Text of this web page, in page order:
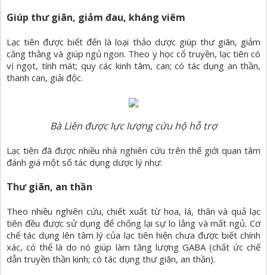
Giúp thư giãn, giảm đau, kháng viêm
Lạc tiên được biết đến là loại thảo dược giúp thư giãn, giảm
căng thằng và giúp ngủ ngon. Theo y học cổ truyền, lạc tiên có
vị ngọt, tính mát; quy các kinh tâm, can; có tác dụng an thần,
thanh can, giải độc.
Bà Liên được lực lượng cứu hộ hỗ trợ
Lạc tiên đã được nhiều nhà nghiên cứu trên thế giới quan tâm
đánh giá một số tác dụng dược lý như:
Thư giãn, an thần
Theo nhiều nghiên cứu, chiết xuất từ hoa, lá, thân và quả lạc
tiên đều được sử dụng để chống lại sự lo lắng và mất ngủ. Cơ
chế tác dụng lên tâm lý của lạc tiên hiện chưa được biết chính
xác, có thể là do nó giúp làm tăng lượng GABA (chất ức chế
dẫn truyền thần kinh; có tác dụng thư giãn, an thần).